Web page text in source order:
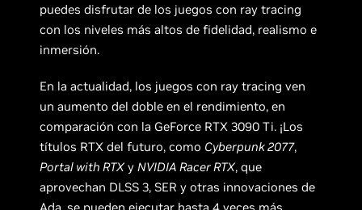
puedes disfrutar de los juegos con ray tracing
con los niveles más altos de fidelidad, realismo e
inmersión.
En la actualidad, los juegos con ray tracing ven
un aumento del doble en el rendimiento, en
comparación con la GeForce RTX 3090 Ti. ¡Los
títulos RTX del futuro, como Cyberpunk 2077,
Portal with RTXy NVIDIA Racer RTX, que
aprovechan DLSS 3, SER y otras innovaciones de
Ada, se pueden ejecutar hasta 4 veces más